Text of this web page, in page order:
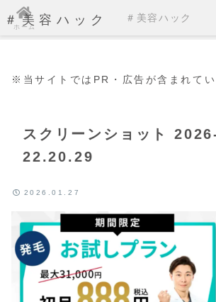
＃美容ハック
※当サイトではPR・広告が含まれてい
スクリーンショット
22.20.29
2026.01.27
ホーム
＃美容ハック